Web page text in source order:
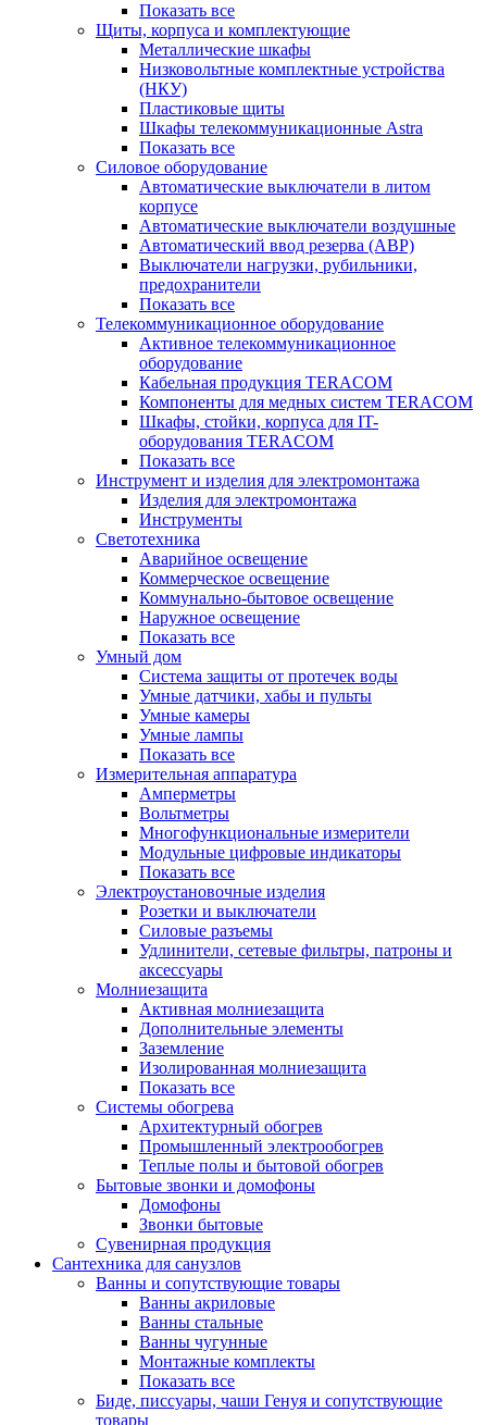
Показать все
Щиты, корпуса и комплектующие
Металлические шкафы
Низковольтные комплектные устройства
(НКУ)
Пластиковые щиты
Шкафы телекоммуникационные Astra
Показать все
Силовое оборудование
Автоматические выключатели в литом
корпусе
Автоматические выключатели воздушные
Автоматический ввод резерва (АВР)
Выключатели нагрузки, рубильники,
предохранители
Показать все
Телекоммуникационное оборудование
Активное телекоммуникационное
оборудование
Кабельная продукция TERACOM
Компоненты для медных систем TERACOM
Шкафы, стойки, корпуса для IT-
оборудования TERACOM
Показать все
Инструмент и изделия для электромонтажа
Изделия для электромонтажа
Инструменты
Светотехника
Аварийное освещение
Коммерческое освещение
Коммунально-бытовое освещение
Наружное освещение
Показать все
Умный дом
Система защиты от протечек воды
Умные датчики, хабы и пульты
Умные камеры
Умные лампы
Показать все
Измерительная аппаратура
Амперметры
Вольтметры
Многофункциональные измерители
Модульные цифровые индикаторы
Показать все
Электроустановочные изделия
Розетки и выключатели
Силовые разъемы
Удлинители, сетевые фильтры, патроны и
аксессуары
Молниезащита
Активная молниезащита
Дополнительные элементы
Заземление
Изолированная молниезащита
Показать все
Системы обогрева
Архитектурный обогрев
Промышленный электрообогрев
Теплые полы и бытовой обогрев
Бытовые звонки и домофоны
Домофоны
Звонки бытовые
Сувенирная продукция
Сантехника для санузлов
Ванны и сопутствующие товары
Ванны акриловые
Ванны стальные
Ванны чугунные
Монтажные комплекты
Показать все
Биде, писсуары, чаши Генуя и сопутствующие
товары